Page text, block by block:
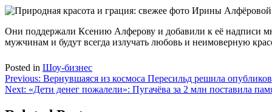
Они поддержали Ксению Алферову и добавили к её надписи
мужчинам и будут всегда излучать любовь и неимоверную
Posted in Шоу-бизнес
Навигация
по
Previous: Вернувшаяся из космоса Пересильд решила
Next: «Дети денег пожалели»: Пугачёва за 2 млн поставила